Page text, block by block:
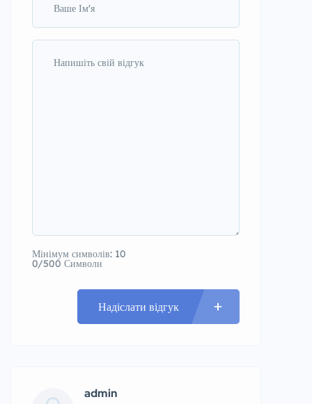
Мінімум символів: 10
0/500 Символи
Надіслати відгук
admin